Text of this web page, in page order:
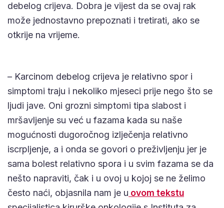
debelog crijeva. Dobra je vijest da se ovaj rak
može jednostavno prepoznati i tretirati, ako se
otkrije na vrijeme.
– Karcinom debelog crijeva je relativno spor i
simptomi traju i nekoliko mjeseci prije nego što se
ljudi jave. Oni grozni simptomi tipa slabost i
mršavljenje su već u fazama kada su naše
mogućnosti dugoročnog izlječenja relativno
iscrpljenje, a i onda se govori o preživljenju jer je
sama bolest relativno spora i u svim fazama se da
nešto napraviti, čak i u ovoj u kojoj se ne želimo
često naći, objasnila nam je u ovom tekstu